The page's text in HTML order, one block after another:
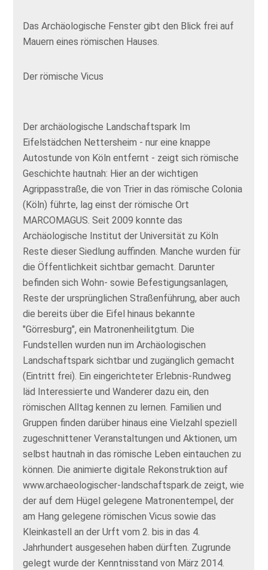
Das Archäologische Fenster gibt den Blick frei auf
Mauern eines römischen Hauses.
Der römische Vicus
Der archäologische Landschaftspark Im
Eifelstädchen Nettersheim - nur eine knappe
Autostunde von Köln entfernt - zeigt sich römische
Geschichte hautnah: Hier an der wichtigen
Agrippasstraße, die von Trier in das römische Colonia
(Köln) führte, lag einst der römische Ort
MARCOMAGUS. Seit 2009 konnte das
Archäologische Institut der Universität zu Köln
Reste dieser Siedlung auffinden. Manche wurden für
die Öffentlichkeit sichtbar gemacht. Darunter
befinden sich Wohn- sowie Befestigungsanlagen,
Reste der ursprünglichen Straßenführung, aber auch
die bereits über die Eifel hinaus bekannte
"Görresburg", ein Matronenheilitgtum. Die
Fundstellen wurden nun im Archäologischen
Landschaftspark sichtbar und zugänglich gemacht
(Eintritt frei). Ein eingerichteter Erlebnis-Rundweg
läd Interessierte und Wanderer dazu ein, den
römischen Alltag kennen zu lernen. Familien und
Gruppen finden darüber hinaus eine Vielzahl speziell
zugeschnittener Veranstaltungen und Aktionen, um
selbst hautnah in das römische Leben eintauchen zu
können. Die animierte digitale Rekonstruktion auf
www.archaeologischer-landschaftspark.de zeigt, wie
der auf dem Hügel gelegene Matronentempel, der
am Hang gelegene römischen Vicus sowie das
Kleinkastell an der Urft vom 2. bis in das 4.
Jahrhundert ausgesehen haben dürften. Zugrunde
gelegt wurde der Kenntnisstand von März 2014.